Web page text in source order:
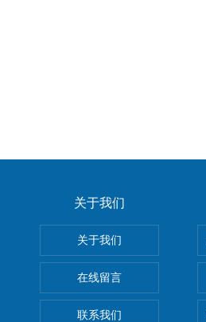
关于我们
关于我们
在线留言
联系我们